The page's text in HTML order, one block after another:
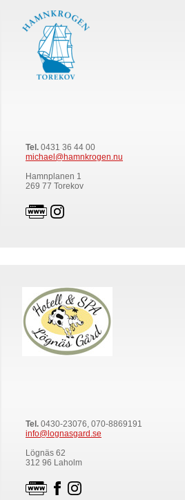
Tel. 0431 36 44 00
michael@hamnkrogen.nu
Hamnplanen 1
269 77 Torekov
Tel. 0430-23076, 070-8869191
info@lognasgard.se
Lögnäs 62
312 96 Laholm